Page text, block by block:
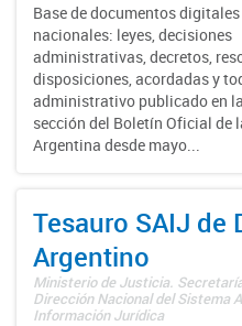
Base de documentos
nacionales: leyes, decisiones
administrativas, decretos,
disposiciones, acordadas y
administrativo publicado en
sección del Boletín Oficial de
Argentina desde mayo...
Tesauro SAIJ de
Argentino
Ministerio de Justicia.
Dirección Nacional del Sistema
Información Jurídica